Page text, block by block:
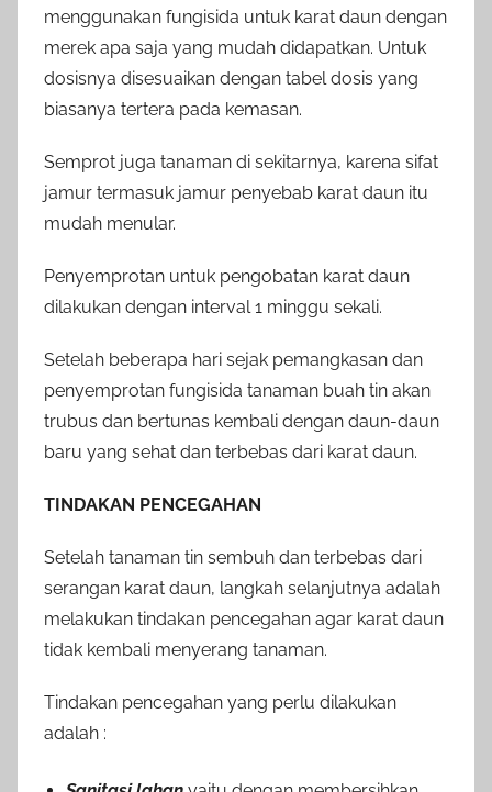
menggunakan fungisida untuk karat daun dengan
merek apa saja yang mudah didapatkan. Untuk
dosisnya disesuaikan dengan tabel dosis yang
biasanya tertera pada kemasan.
Semprot juga tanaman di sekitarnya, karena sifat
jamur termasuk jamur penyebab karat daun itu
mudah menular.
Penyemprotan untuk pengobatan karat daun
dilakukan dengan interval 1 minggu sekali.
Setelah beberapa hari sejak pemangkasan dan
penyemprotan fungisida tanaman buah tin akan
trubus dan bertunas kembali dengan daun-daun
baru yang sehat dan terbebas dari karat daun.
TINDAKAN PENCEGAHAN
Setelah tanaman tin sembuh dan terbebas dari
serangan karat daun, langkah selanjutnya adalah
melakukan tindakan pencegahan agar karat daun
tidak kembali menyerang tanaman.
Tindakan pencegahan yang perlu dilakukan
adalah :